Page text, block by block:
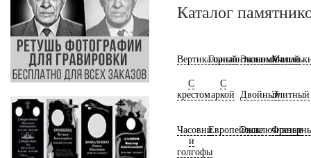
Каталог
ВертикальныйГоризонтальный
Экономичный
С
крестом
С
аркой
ДвойныйЭлитный
Часовни
и
голгофы
ЕвропейскиеЭксклюзивные